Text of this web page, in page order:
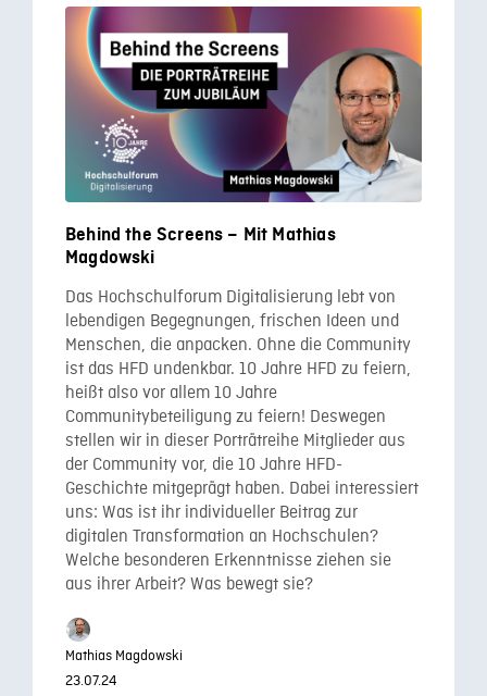
Behind the Screens – Mit Mathias
Magdowski
Das Hochschulforum Digitalisierung lebt von
lebendigen Begegnungen, frischen Ideen und
Menschen, die anpacken. Ohne die Community
ist das HFD undenkbar. 10 Jahre HFD zu feiern,
heißt also vor allem 10 Jahre
Communitybeteiligung zu feiern! Deswegen
stellen wir in dieser Porträtreihe Mitglieder aus
der Community vor, die 10 Jahre HFD-
Geschichte mitgeprägt haben. Dabei interessiert
uns: Was ist ihr individueller Beitrag zur
digitalen Transformation an Hochschulen?
Welche besonderen Erkenntnisse ziehen sie
aus ihrer Arbeit? Was bewegt sie?
Mathias Magdowski
23.07.24